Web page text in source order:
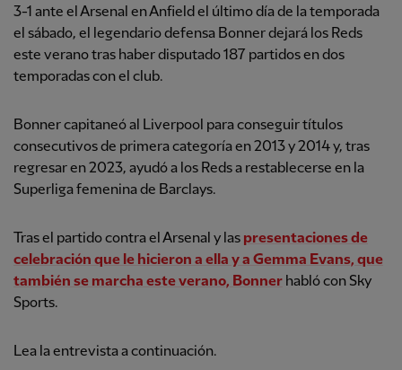
3-1 ante el Arsenal en Anfield el último día de la temporada
el sábado, el legendario defensa Bonner dejará los Reds
este verano tras haber disputado 187 partidos en dos
temporadas con el club.
Bonner capitaneó al Liverpool para conseguir títulos
consecutivos de primera categoría en 2013 y 2014 y, tras
regresar en 2023, ayudó a los Reds a restablecerse en la
Superliga femenina de Barclays.
Tras el partido contra el Arsenal y las presentaciones de
celebración que le hicieron a ella y a Gemma Evans, que
también se marcha este verano, Bonner habló con Sky
Sports.
Lea la entrevista a continuación.